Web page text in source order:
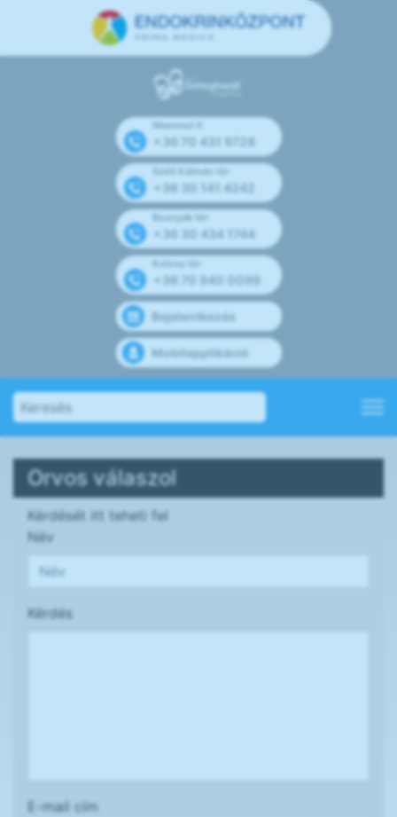
Mammut II
+36 70 431 9728
Széll Kálmán tér
+36 30 141 4242
Bosnyák tér
+36 30 434 1744
Kolosy tér
+36 70 940 0099
Bejelentkezés
Mobilapplikáció
Orvos válaszol
Kérdését itt teheti fel
Név
Kérdés
E-mail cím